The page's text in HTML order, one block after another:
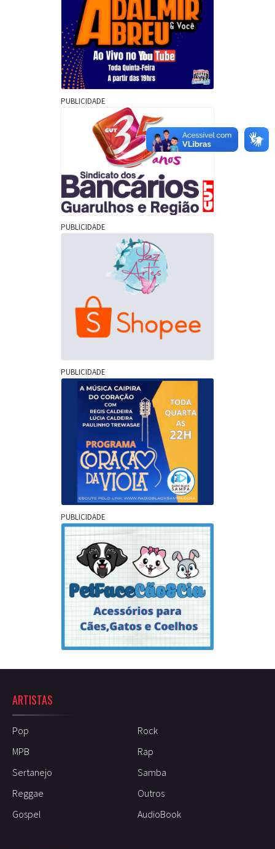
PUBLICIDADE
PUBLICIDADE
PUBLICIDADE
PUBLICIDADE
ARTISTAS
Pop
Rock
MPB
Rap
Sertanejo
Samba
Reggae
Outros
Gospel
AudioBook